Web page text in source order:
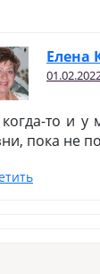
Елена
то и у
пока не